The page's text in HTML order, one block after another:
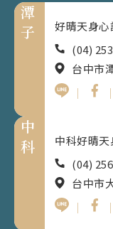
潭
子
好晴天身心
(04)
台中市
｜
｜
中
科
中科好晴
(04)
台中市
｜
｜